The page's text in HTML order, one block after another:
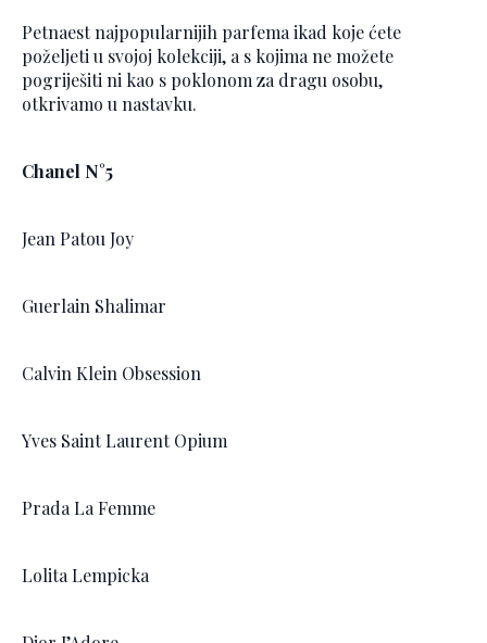
Petnaest najpopularnijih parfema ikad koje ćete
poželjeti u svojoj kolekciji, a s kojima ne možete
pogriješiti ni kao s poklonom za dragu osobu,
otkrivamo u nastavku.
Chanel N°5
Jean Patou Joy
Guerlain Shalimar
Calvin Klein Obsession
Yves Saint Laurent Opium
Prada La Femme
Lolita Lempicka